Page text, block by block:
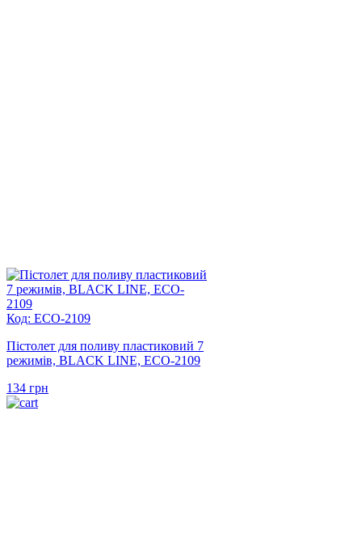
Код: ECO-2109
Пістолет для поливу пластиковий 7
режимів, BLACK LINE, ECO-2109
134 грн